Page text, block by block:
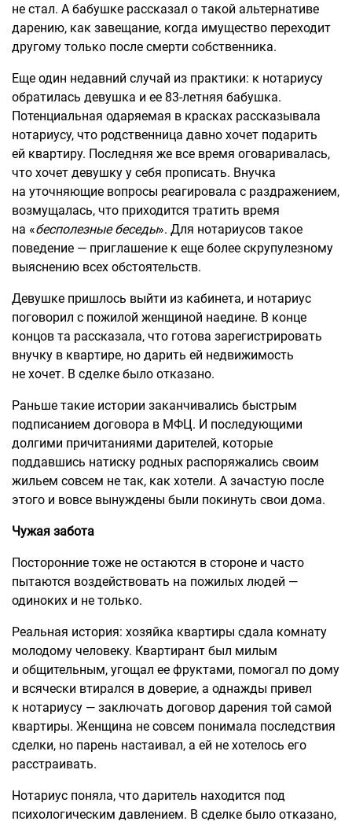
не стал. А бабушке рассказал о такой альтернативе
дарению, как завещание, когда имущество переходит
другому только после смерти собственника.
Еще один недавний случай из практики: к нотариусу
обратилась девушка и ее 83-летняя бабушка.
Потенциальная одаряемая в красках рассказывала
нотариусу, что родственница давно хочет подарить
ей квартиру. Последняя же все время оговаривалась,
что хочет девушку у себя прописать. Внучка
на уточняющие вопросы реагировала с раздражением,
возмущалась, что приходится тратить время
на «бесполезные беседы». Для нотариусов такое
поведение — приглашение к еще более скрупулезному
выяснению всех обстоятельств.
Девушке пришлось выйти из кабинета, и нотариус
поговорил с пожилой женщиной наедине. В конце
концов та рассказала, что готова зарегистрировать
внучку в квартире, но дарить ей недвижимость
не хочет. В сделке было отказано.
Раньше такие истории заканчивались быстрым
подписанием договора в МФЦ. И последующими
долгими причитаниями дарителей, которые
поддавшись натиску родных распоряжались своим
жильем совсем не так, как хотели. А зачастую после
этого и вовсе вынуждены были покинуть свои дома.
Чужая забота
Посторонние тоже не остаются в стороне и часто
пытаются воздействовать на пожилых людей —
одиноких и не только.
Реальная история: хозяйка квартиры сдала комнату
молодому человеку. Квартирант был милым
и общительным, угощал ее фруктами, помогал по дому
и всячески втирался в доверие, а однажды привел
к нотариусу — заключать договор дарения той самой
квартиры. Женщина не совсем понимала последствия
сделки, но парень настаивал, а ей не хотелось его
расстраивать.
Нотариус поняла, что даритель находится под
психологическим давлением. В сделке было отказано,